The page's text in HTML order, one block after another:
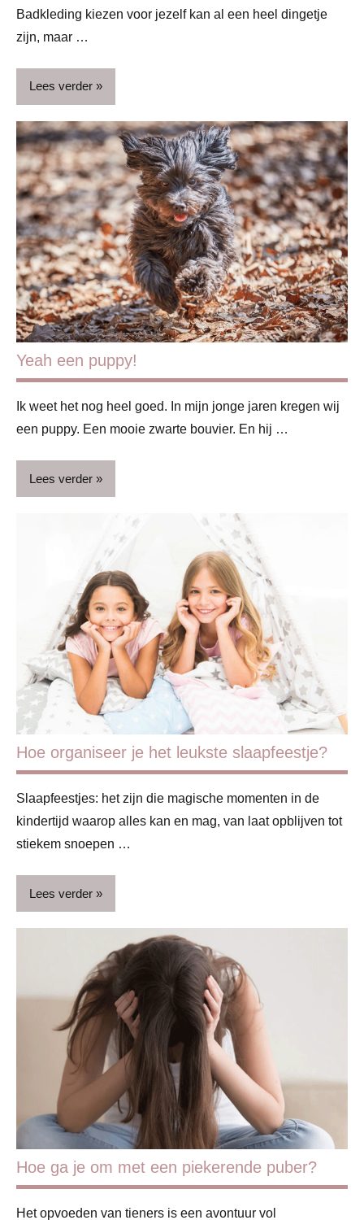
Badkleding kiezen voor jezelf kan al een heel dingetje
zijn, maar …
Lees verder
ADV
Blog
Dreumes
& peuter
Ontwikkeling
& verzorging
Ontwikkeling
& verzorging
& verzorging
Schoolkind
Yeah een puppy!
Ik weet het nog heel goed. In mijn jonge jaren kregen wij
een puppy. Een mooie zwarte bouvier. En hij …
Lees verder
Hoe organiseer je het leukste slaapfeestje?
Slaapfeestjes: het zijn die magische momenten in de
kindertijd waarop alles kan en mag, van laat opblijven tot
stiekem snoepen …
Lees verder
Feestdagen
Verjaardag
Hoe ga je om met een piekerende puber?
Het opvoeden van tieners is een avontuur vol